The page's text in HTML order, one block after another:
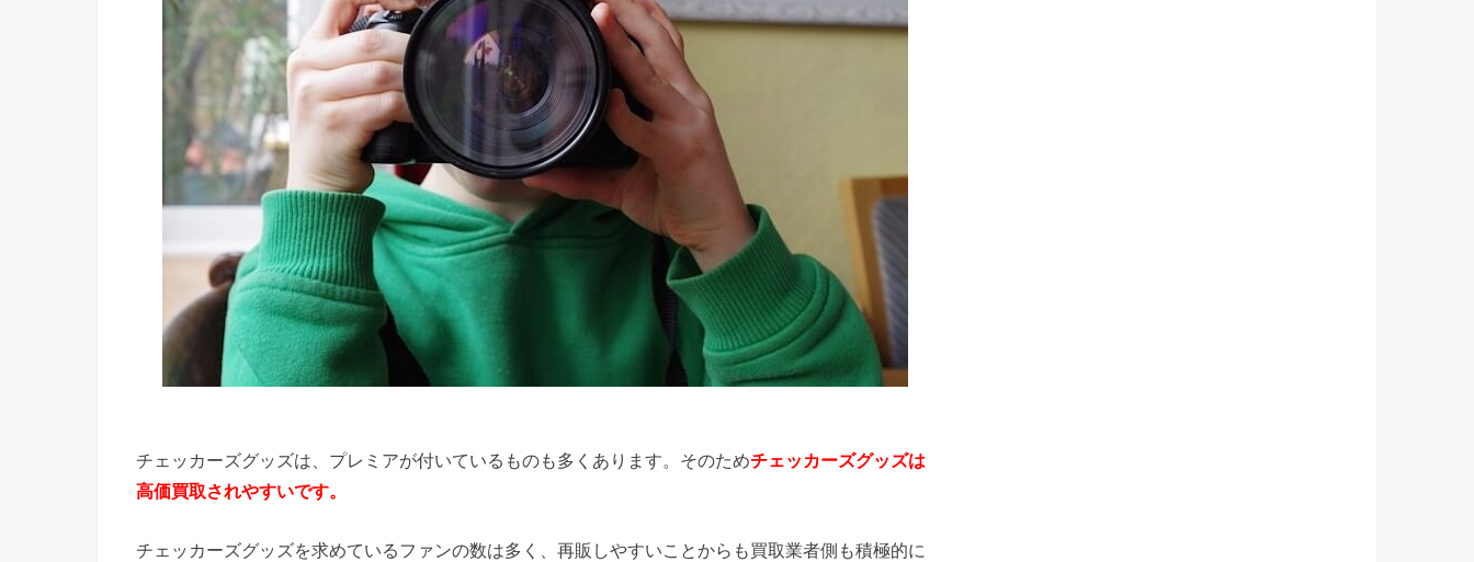
チェッカーズグッズは、プレミアが付いているものも多くあります。そのためチェッカーズグッズは
高価買取されやすいです。
チェッカーズグッズを求めているファンの数は多く、再販しやすいことからも買取業者側も積極的に